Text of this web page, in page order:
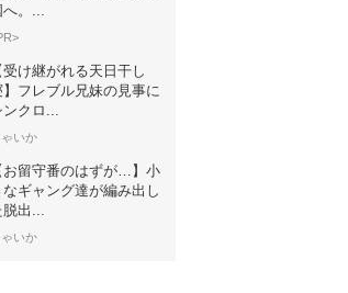
へ。...
受け継がれる天日干し
】フレブル兄妹の見事に
ンクロ...
ゃいか
お留守番のはずが…】小
なギャング達が編み出し
脱出...
ゃいか